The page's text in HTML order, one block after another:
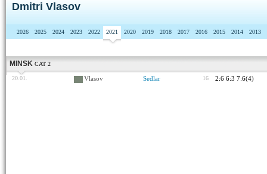
Dmitri Vlasov
2026 2025 2024 2023 2022 2021 2020 2019 2018 2017 2016 2015 2014 2013
MINSK CAT 2
20.01. Vlasov Sedlar 16 2:6 6:3 7:6(4)